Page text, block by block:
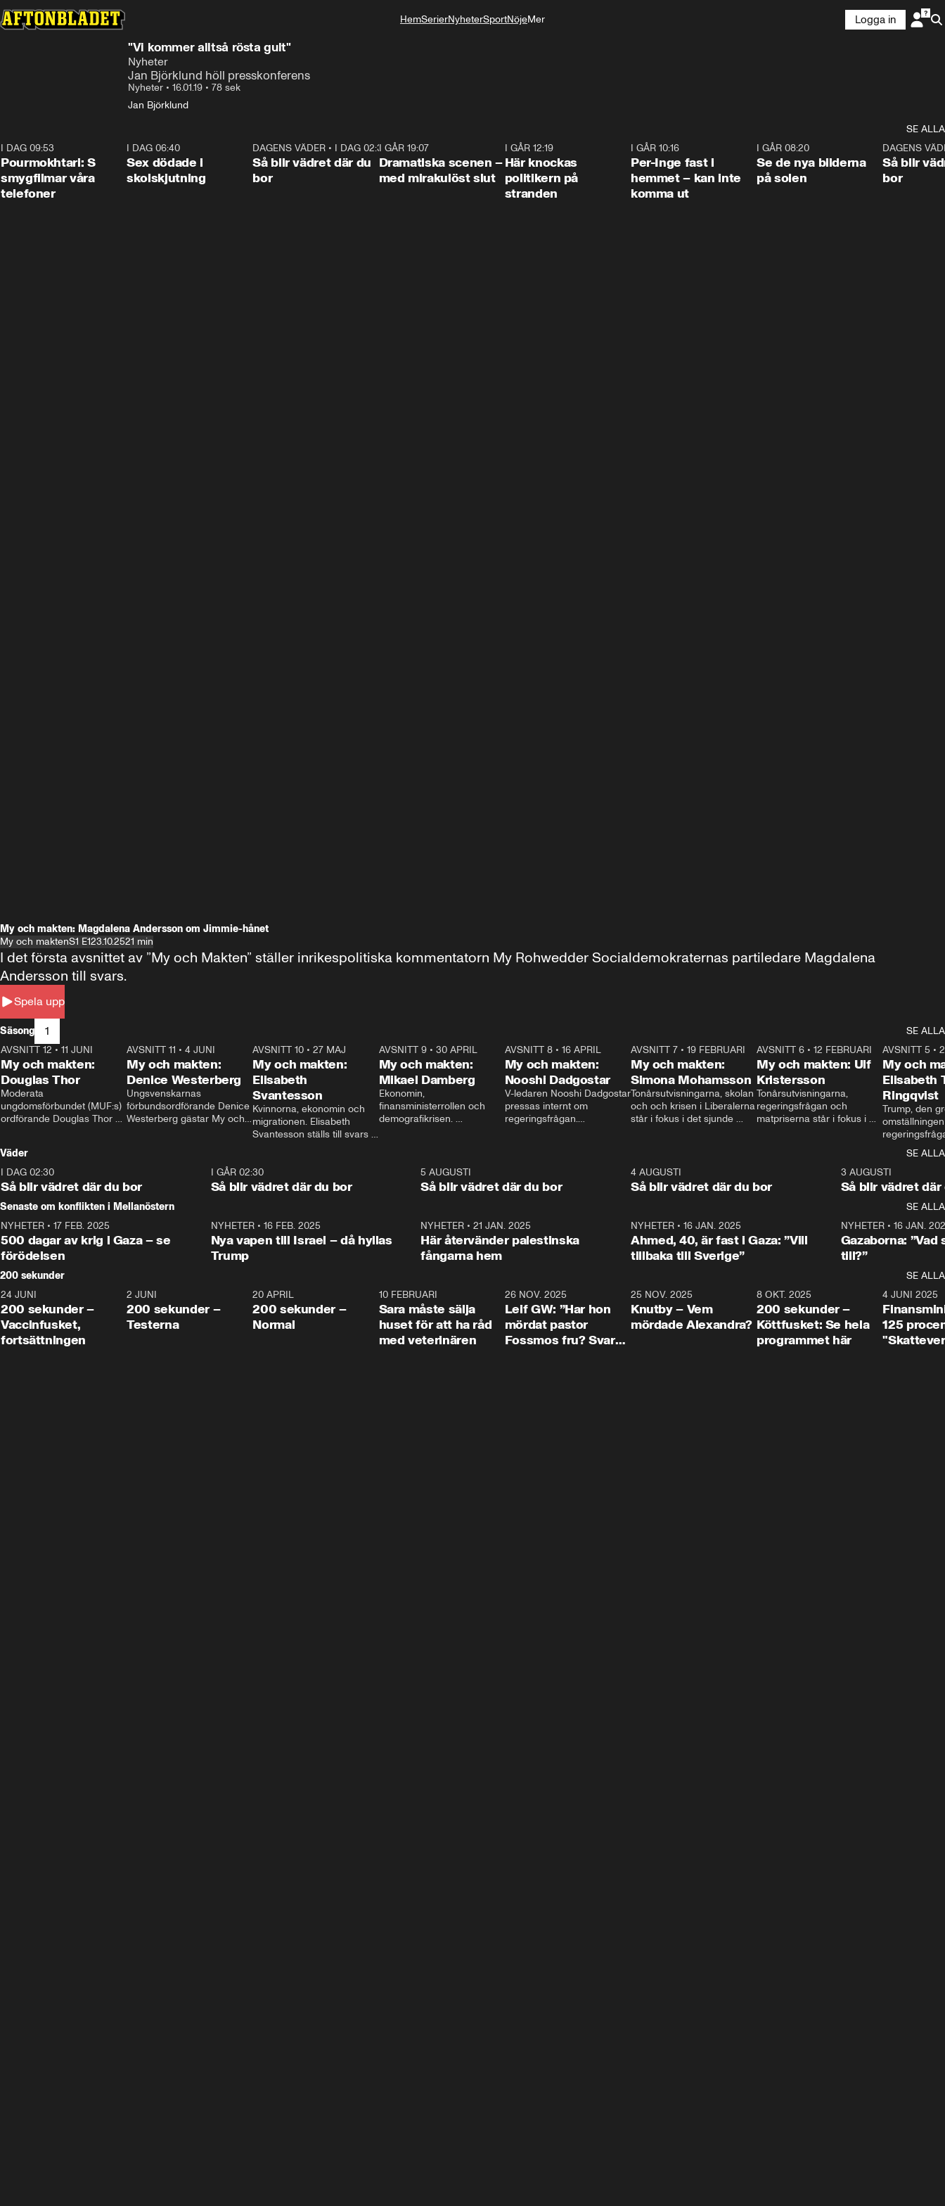
HemSerierNyheterSportNöjeMer
Logga in
"Vi kommer alltså rösta gult"
Nyheter
Jan Björklund höll presskonferens
Nyheter • 16.01.19 • 78 sek
Jan Björklund
SE ALLA
I DAG 09:53
Pourmokhtari: S
smygfilmar våra
telefoner
I DAG 06:40
Sex dödade i
skolskjutning
1:06
DAGENS VÄDER • I DAG 02:30
Så blir vädret där du
bor
I GÅR 19:07
Dramatiska scenen –
med mirakulöst slut
I GÅR 12:19
Här knockas
politikern på
stranden
I GÅR 10:16
Per-Inge fast i
hemmet – kan inte
komma ut
I GÅR 08:20
Se de nya bilderna
på solen
DAGENS
Så blir
bor
My och makten: Magdalena Andersson om Jimmie-hånet
My och maktenS1 E123.10.2521 min
Spela upp
I det första avsnittet av ”My och Makten” ställer inrikespolitiska kommentatorn My Rohwedder Socialdemokraternas partiledare Magdalena
Andersson till svars.
Säsong 1
SE ALLA
26:27
AVSNITT 12 • 11 JUNI
My och makten:
Douglas Thor
Moderata
ungdomsförbundet (MUF:s)
ordförande Douglas Thor
tonårsutvisningarna och hur
Moderaterna ska locka
väljare till valet i höst.
23:40
AVSNITT 11 •4 JUNI
My och makten:
Denice Westerberg
Ungsvenskarnas
förbundsordförande Denice
Westerberg gästar My och
AVSNITT 10 •27 MAJ
My och makten:
Elisabeth
Svantesson
Kvinnorna, ekonomin och
migrationen. Elisabeth
Svantesson ställs till svars
AVSNITT 9• 30 APRIL
My och makten:
Mikael Damberg
Ekonomin,
finansministerrollen och
demografikrisen.
och Makten.
AVSNITT 8• 16 APRIL
My och makten:
Nooshi Dadgostar
V-ledaren Nooshi Dadgostar
pressas internt om
regeringsfrågan.
– Vi ställer upp i val. Ska vi
vara med så sitter vi förstås
24:30
AVSNITT 7• 19 FEBRUARI
My och makten:
Simona Mohamsson
Tonårsutvisningarna, skolan
och och krisen i Liberalerna
står i fokus i det sjunde
kommentator My
Rohwedder ställer
utbildnings- och
Mohamsson till svars.
27:30
AVSNITT 6 •12 FEBRUARI
My och makten: Ulf
Kristersson
Tonårsutvisningarna,
regeringsfrågan och
matpriserna står i fokus i
Rohwedder ställer
statsminister Ulf Kristersson
AVSNITT 5 •
My och
Elisabeth
Ringqvist
Trump, den
centrum i
avsnittet av
Makten”. Se
Aftonbladets
Rohwedder
Thand Ring
Väder
SE ALLA
I DAG 02:30
Så blir vädret där du bor
1:06
I GÅR 02:30
Så blir vädret där du bor
5 AUGUSTI
Så blir vädret där du bor
4 AUGUSTI
Så blir vädret där du bor
3 AUGUSTI
Så blir vädret där
Senaste om konflikten i Mellanöstern
SE ALLA
NYHETER • 17 FEB. 2025
500 dagar av krig i Gaza – se
förödelsen
NYHETER• 16 FEB. 2025
Nya vapen till Israel – då hyllas
Trump
NYHETER •21 JAN. 2025
Här återvänder palestinska
fångarna hem
NYHETER• 16 JAN. 2025
Ahmed, 40, är fast i Gaza: ”Vill
tillbaka till Sverige”
NYHETER• 16 JAN.
Gazaborna:
till?”
200 sekunder
SE ALLA
5:00
24 JUNI
200 sekunder –
Vaccinfusket,
fortsättningen
4:23
2 JUNI
200 sekunder –
Testerna
20 APRIL
200 sekunder –
Normal
10 FEBRUARI
Sara måste sälja
huset för att ha råd
med veterinären
26 NOV. 2025
Leif GW: ”Har hon
mördat pastor
Fossmos fru? Svar
31:05
25 NOV. 2025
Knutby – Vem
mördade Alexandra?
4:29
8 OKT. 2025
200 sekunder –
Köttfusket: Se hela
programmet här
4 JUNI 2025
125